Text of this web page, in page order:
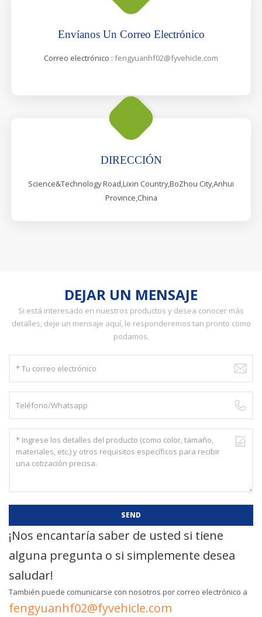
Envíanos Un Correo Electrónico
Correo electrónico : fengyuanhf02@fyvehicle.com
DIRECCIÓN
Science&Technology Road,Lixin Country,BoZhou City,Anhui
Province,China
DEJAR UN MENSAJE
Si está interesado en nuestros productos y desea conocer más
detalles, deje un mensaje aquí, le responderemos tan pronto como
podamos.
SEND
¡Nos encantaría saber de usted si tiene
alguna pregunta o si simplemente desea
saludar!
También puede comunicarse con nosotros por correo electrónico a
fengyuanhf02@fyvehicle.com